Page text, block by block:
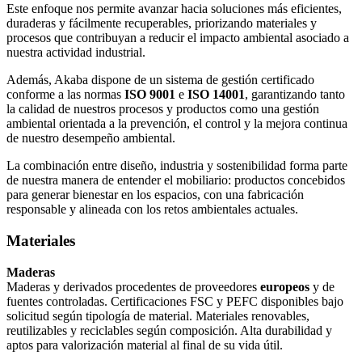
Este enfoque nos permite avanzar hacia soluciones más eficientes,
duraderas y fácilmente recuperables, priorizando materiales y
procesos que contribuyan a reducir el impacto ambiental asociado a
nuestra actividad industrial.
Además, Akaba dispone de un sistema de gestión certificado
conforme a las normas ISO 9001 e ISO 14001, garantizando tanto
la calidad de nuestros procesos y productos como una gestión
ambiental orientada a la prevención, el control y la mejora continua
de nuestro desempeño ambiental.
La combinación entre diseño, industria y sostenibilidad forma parte
de nuestra manera de entender el mobiliario: productos concebidos
para generar bienestar en los espacios, con una fabricación
responsable y alineada con los retos ambientales actuales.
Materiales
Maderas
Maderas y derivados procedentes de proveedores europeos y de
fuentes controladas. Certificaciones FSC y PEFC disponibles bajo
solicitud según tipología de material. Materiales renovables,
reutilizables y reciclables según composición. Alta durabilidad y
aptos para valorización material al final de su vida útil.